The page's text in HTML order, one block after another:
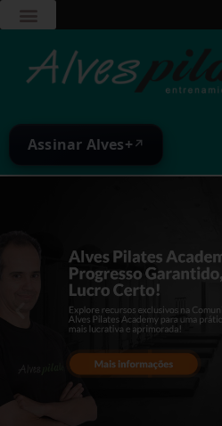
Assinar Alves+ ↗